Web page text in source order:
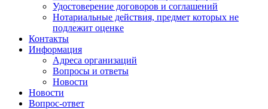
Удостоверение договоров и соглашений
Нотариальные действия, предмет которых не
подлежит оценке
Контакты
Информация
Адреса организаций
Вопросы и ответы
Новости
Новости
Вопрос-ответ